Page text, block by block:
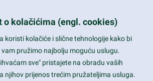
much more...
o kolačićima (engl. cookies)
koristi kolačiće i slične tehnologije kako bi
pružimo najbolju moguću uslugu.
sve" pristajete na obradu vaših
njihov prijenos trećim pružateljima usluga.